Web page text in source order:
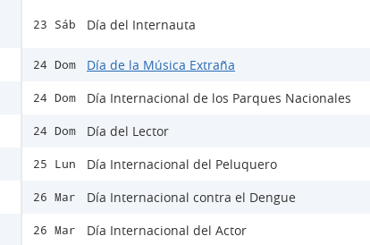
23 Sáb Día del Internauta
24 Dom Día de la Música Extraña
24 Dom Día Internacional de los Parques Nacionales
24 Dom Día del Lector
25 Lun Día Internacional del Peluquero
26 Mar Día Internacional contra el Dengue
26 Mar Día Internacional del Actor